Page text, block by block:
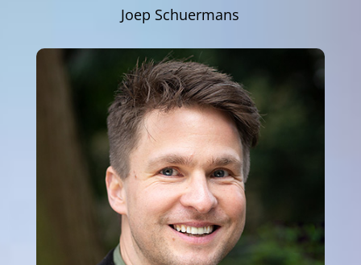
Joep Schuermans